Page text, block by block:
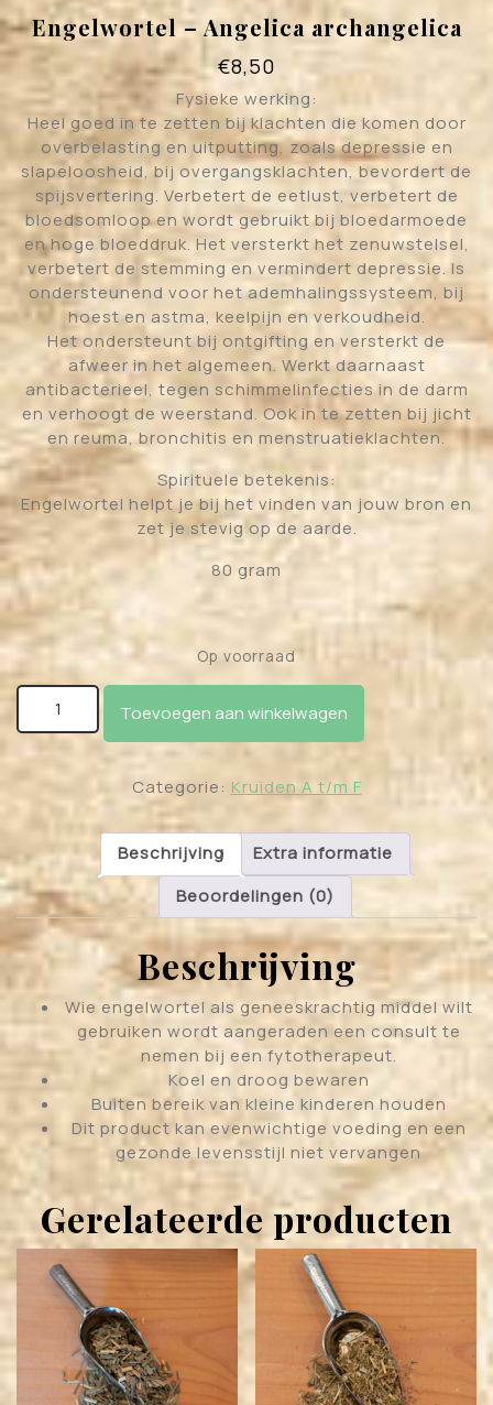
Engelwortel – Angelica archangelica
€8,50
Fysieke werking:
Heel goed in te zetten bij klachten die komen door
overbelasting en uitputting, zoals depressie en
slapeloosheid, bij overgangsklachten, bevordert de
spijsvertering. Verbetert de eetlust, verbetert de
bloedsomloop en wordt gebruikt bij bloedarmoede
en hoge bloeddruk. Het versterkt het zenuwstelsel,
verbetert de stemming en vermindert depressie. Is
ondersteunend voor het ademhalingssysteem, bij
hoest en astma, keelpijn en verkoudheid.
Het ondersteunt bij ontgifting en versterkt de
afweer in het algemeen. Werkt daarnaast
antibacterieel, tegen schimmelinfecties in de darm
en verhoogt de weerstand. Ook in te zetten bij jicht
en reuma, bronchitis en menstruatieklachten.
Spirituele betekenis:
Engelwortel helpt je bij het vinden van jouw bron en
zet je stevig op de aarde.
80 gram
Op voorraad
Engelwortel - Angelica archangelica aantal
Toevoegen aan winkelwagen
Categorie: Kruiden A t/m F
Beschrijving
Extra informatie
Beoordelingen (0)
Beschrijving
Wie engelwortel als geneeskrachtig middel wilt
gebruiken wordt aangeraden een consult te
nemen bij een fytotherapeut.
Koel en droog bewaren
Buiten bereik van kleine kinderen houden
Dit product kan evenwichtige voeding en een
gezonde levensstijl niet vervangen
Gerelateerde producten